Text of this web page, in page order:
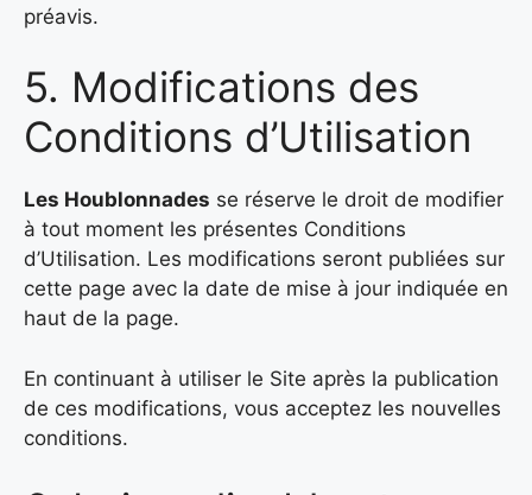
préavis.
5. Modifications des
Conditions d’Utilisation
Les Houblonnades se réserve le droit de modifier
à tout moment les présentes Conditions
d’Utilisation. Les modifications seront publiées sur
cette page avec la date de mise à jour indiquée en
haut de la page.
En continuant à utiliser le Site après la publication
de ces modifications, vous acceptez les nouvelles
conditions.